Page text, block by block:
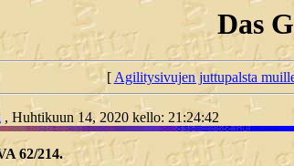
Das
[Agilitysivujen juttupalsta
, Huhtikuun 14, 2020 kello: 21:24:42
62/214.